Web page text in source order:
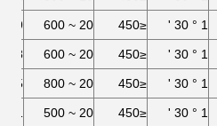
1 ° 30 '
≤450
20 ~ 600
9
1 ° 30 '
≤450
20 ~ 600
8
1 ° 30 '
≤450
20 ~ 800
5
1 ° 30 '
≤450
20 ~ 500